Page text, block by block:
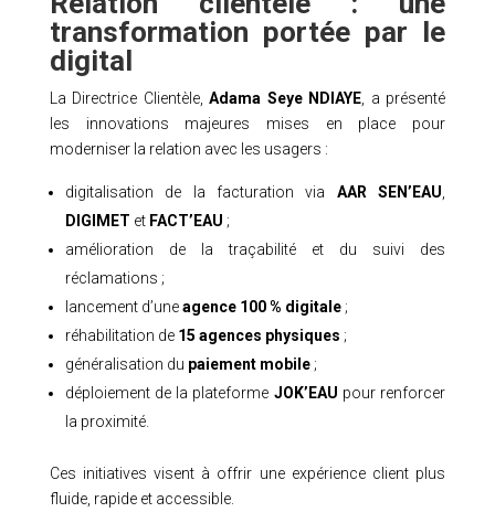
transformation portée par le
digital
La Directrice Clientèle,Adama Seye NDIAYE , a présenté
les innovations majeures mises en place pour
moderniser la relation avec les usagers :
digitalisation de la facturation via AAR SEN’EAU
DIGIMET et FACT’EAU ;
amélioration de la traçabilité et du suivi des
réclamations ;
lancement d’uneagence 100 % digitale;
réhabilitation de 15 agences physiques ;
généralisation du paiement mobile;
déploiement de la plateforme JOK’EAU pour renforcer
la proximité.
Ces initiatives visent à offrir une expérience client plus
fluide, rapide et accessible.